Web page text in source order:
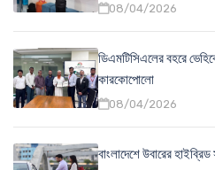
08/04/2026
ডিএমটিসিএলের বহরে
কারকোপোলো
08/04/2026
বাংলাদেশে উবারের